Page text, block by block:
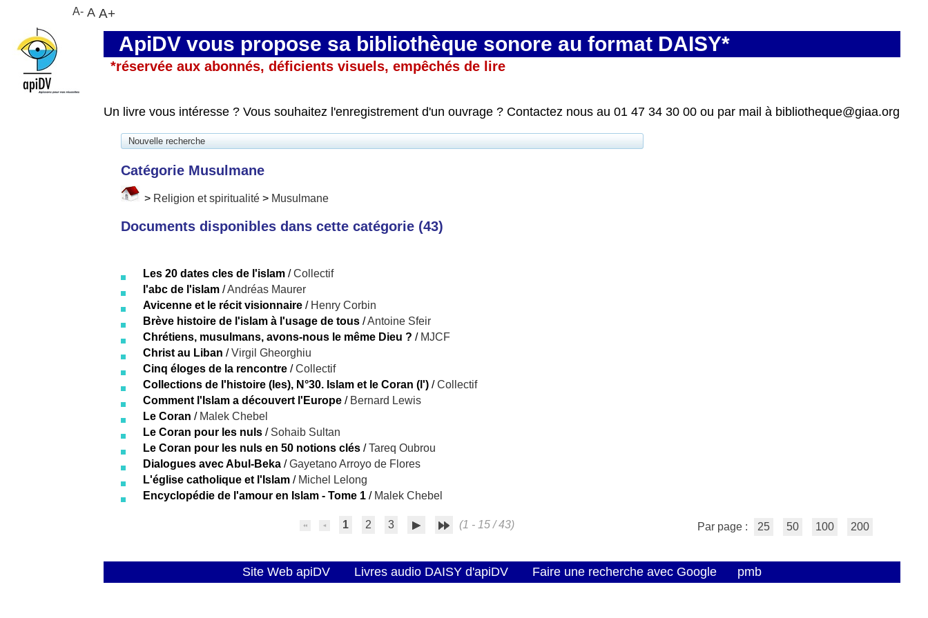
ApiDV vous propose sa bibliothèque sonore au format DAISY*
*réservée aux abonnés, déficients visuels, empêchés de lire
Un livre vous intéresse ? Vous souhaitez l'enregistrement d'un ouvrage ? Contactez nous au 01 47 34 30 00 ou par mail à bibliotheque@giaa.org
Nouvelle recherche
Catégorie Musulmane
> Religion et spiritualité > Musulmane
Documents disponibles dans cette catégorie (43)
Les 20 dates cles de l'islam /Collectif
l'abc de l'islam /Andréas Maurer
Avicenne et le récit visionnaire / Henry Corbin
Brève histoire de l'islam à l'usage de tous /Antoine Sfeir
Chrétiens, musulmans, avons-nous le même Dieu ? / MJCF
Christ au Liban /Virgil Gheorghiu
Cinq éloges de la rencontre /Collectif
Collections de l'histoire (les), N°30. Islam et le Coran (l') /Collectif
Comment l'Islam a découvert l'Europe / Bernard Lewis
Le Coran / Malek Chebel
Le Coran pour les nuls / Sohaib Sultan
Le Coran pour les nuls en 50 notions clés /Tareq Oubrou
Dialogues avec Abul-Beka /Gayetano Arroyo de Flores
L'église catholique et l'Islam / Michel Lelong
Encyclopédie de l'amour en Islam - Tome 1 / Malek Chebel
1 2 3 (1 - 15 / 43) Par page : 25 50 100 200
Site Web apiDV Livres audio DAISY d'apiDV Faire une recherche avec Google pmb
A- A A+